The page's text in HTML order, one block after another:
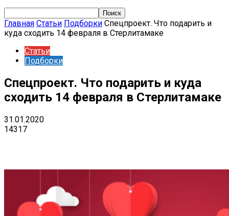
Главная Статьи Подборки Спецпроект. Что подарить и
куда сходить 14 февраля в Стерлитамаке
Статьи
Подборки
Спецпроект. Что подарить и куда
сходить 14 февраля в Стерлитамаке
31.01.2020
14317